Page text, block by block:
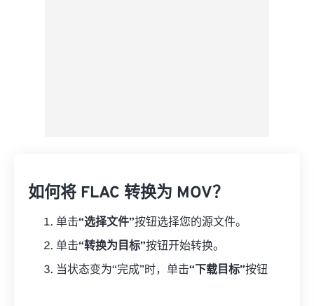
如何将 FLAC 转换为 MOV？
单击“选择文件”按钮选择您的源文件。
单击“转换为目标”按钮开始转换。
当状态变为“完成”时，单击“下载目标”按钮